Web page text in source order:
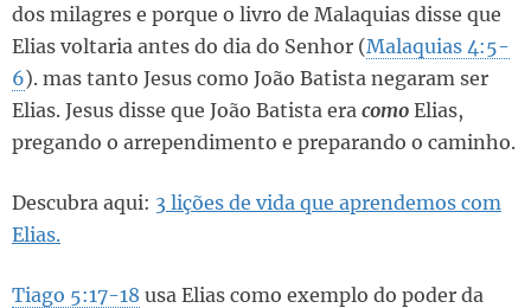
dos milagres e porque o livro de Malaquias disse que
Elias voltaria antes do dia do Senhor (Malaquias 4:5-
6). mas tanto Jesus como João Batista negaram ser
Elias. Jesus disse que João Batista era como Elias,
pregando o arrependimento e preparando o caminho.
Descubra aqui: 3 lições de vida que aprendemos com
Elias.
Tiago 5:17-18 usa Elias como exemplo do poder da